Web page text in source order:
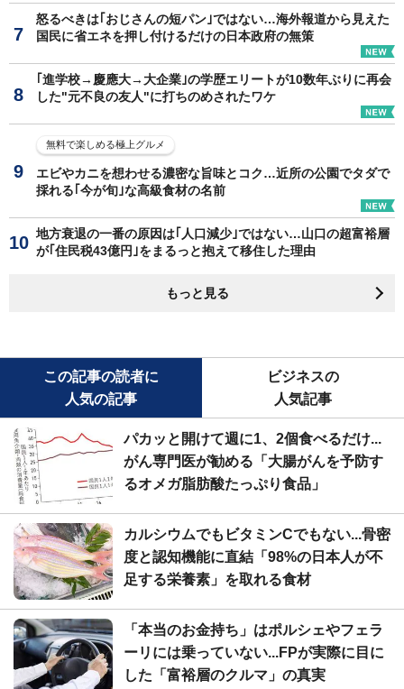
怒るべきは｢おじさんの短パン｣ではない…海外報道から見えた
国民に省エネを押し付けるだけの日本政府の無策
｢進学校→慶應大→大企業｣の学歴エリートが10数年ぶりに再会
した"元不良の友人"に打ちのめされたワケ
無料で楽しめる極上グルメ
エビやカニを想わせる濃密な旨味とコク…近所の公園でタダで
採れる｢今が旬｣な高級食材の名前
地方衰退の一番の原因は｢人口減少｣ではない…山口の超富裕層
が｢住民税43億円｣をまるっと抱えて移住した理由
もっと見る
この記事の読者に
人気の記事
ビジネスの
人気記事
パカッと開けて週に1、2個食べるだけ...
がん専門医が勧める「大腸がんを予防す
るオメガ脂肪酸たっぷり食品」
カルシウムでもビタミンCでもない...骨密
度と認知機能に直結「98%の日本人が不
足する栄養素」を取れる食材
「本当のお金持ち」はポルシェやフェラ
ーリには乗っていない...FPが実際に目に
した「富裕層のクルマ」の真実